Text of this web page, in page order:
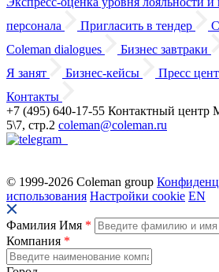
персонала
Пригласить в тендер
Coleman dialogues
Бизнес завтраки
Я занят
Бизнес-кейсы Пресс
Контакты
+7 (495) 640-17-55 Контактный центр
5\7, стр.2 coleman@coleman.ru
© 1999-2026 Coleman group
использования Настройки cookie EN
Фамилия Имя *
Компания *